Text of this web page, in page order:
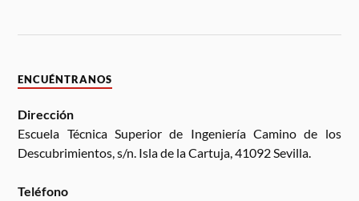
ENCUÉNTRANOS
Dirección
Escuela Técnica Superior de Ingeniería Camino de los
Descubrimientos, s/n. Isla de la Cartuja, 41092 Sevilla.
Teléfono